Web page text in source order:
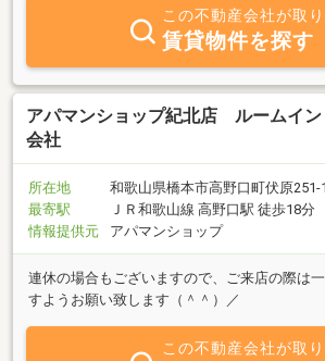
この不動産会社が取り
賃貸物件を探す
アパマンショップ紀北店 ルームイン
会社
所在地
和歌山県橋本市高野口町伏原251-1
最寄駅
ＪＲ和歌山線 高野口駅 徒歩18分
情報提供元
アパマンショップ
連休の場合もございますので、ご来店の際は
すようお願い致します（＾＾）／
この不動産会社が取り